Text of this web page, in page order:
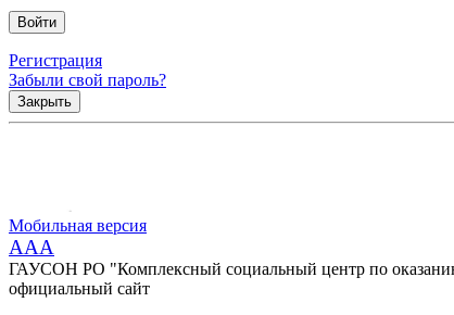
Регистрация
Забыли свой пароль?
Закрыть
Мобильная версия
AAA
ГАУСОН РО "Комплексный социальный центр по
официальный сайт